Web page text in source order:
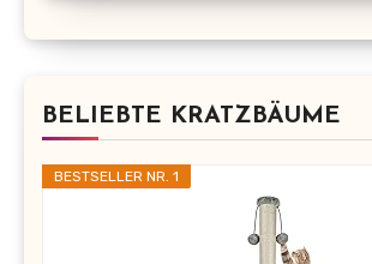
BELIEBTE KRATZBÄUME
BESTSELLER NR. 1